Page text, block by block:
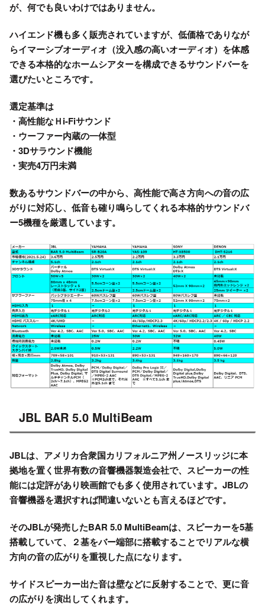
が、何でも良いわけではありません。
ハイエンド機も多く販売されていますが、低価格でありなが
らイマーシブオーディオ（没入感の高いオーディオ）を体感
できる本格的なホームシアターを構成できるサウンドバーを
選びたいところです。
選定基準は
・高性能なＨi-Fiサウンド
・ウーファー内蔵の一体型
・3Dサラウンド機能
・実売4万円未満
数あるサウンドバーの中から、高性能で高さ方向への音の広
がりに対応し、低音も確り鳴らしてくれる本格的サウンドバ
ー5機種を厳選しています。
JBL BAR 5.0 MultiBeam
JBLは、アメリカ合衆国カリフォルニア州ノースリッジに本
拠地を置く世界有数の音響機器製造会社で、スピーカーの性
能には定評があり映画館でも多く使用されています。JBLの
音響機器を選択すれば間違いないとも言えるほどです。
そのJBLが発売したBAR 5.0 MultiBeamは、スピーカーを5基
搭載していて、２基をバー端部に搭載することでリアルな横
方向の音の広がりを重視した点になります。
サイドスピーカー出た音は壁などに反射することで、更に音
の広がりを演出してくれます。